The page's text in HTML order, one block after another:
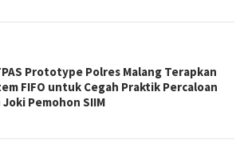
Prototype Polres Malang Terapkan
FIFO untuk Cegah Praktik Percaloan
Joki Pemohon SIIM